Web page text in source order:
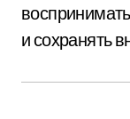
и сохранять